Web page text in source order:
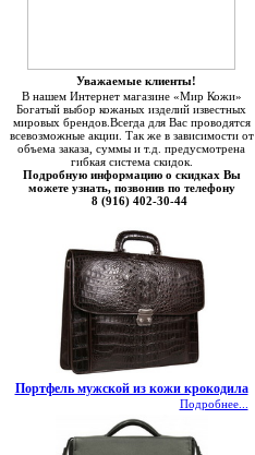
Уважаемые клиенты!
В нашем Интернет магазине «Мир Кожи»
Богатый выбор кожаных изделий известных
мировых брендов.Всегда для Вас проводятся
всевозможные акции. Так же в зависимости от
объема заказа, суммы и т.д. предусмотрена
гибкая система скидок.
Подробную информацию о скидках Вы
можете узнать, позвонив по телефону
8 (916) 402-30-44
Портфель мужской из кожи крокодила
Подробнее...